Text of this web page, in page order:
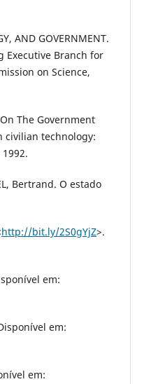
AND GOVERNMENT.
Executive Branch for
on Science,
The Government
civilian technology:
Bertrand. O estado
http://bit.ly/2S0gYjZ>.
em:
em:
em: